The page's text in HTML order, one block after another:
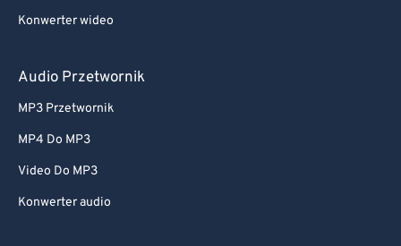
Konwerter wideo
Audio Przetwornik
MP3 Przetwornik
MP4 Do MP3
Video Do MP3
Konwerter audio